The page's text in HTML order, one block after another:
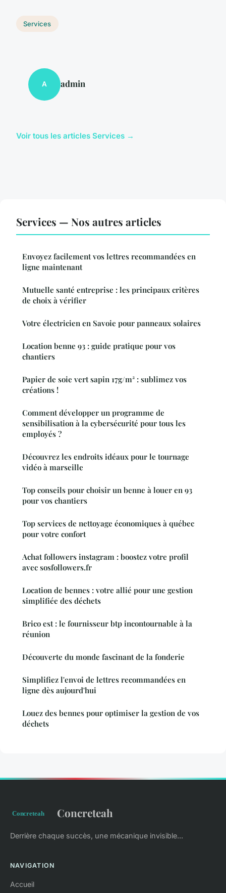
Services
A admin
Voir tous les articles Services →
Services — Nos autres articles
Envoyez facilement vos lettres recommandées en
ligne maintenant
Mutuelle santé entreprise : les principaux critères
de choix à vérifier
Votre électricien en Savoie pour panneaux solaires
Location benne 93 : guide pratique pour vos
chantiers
Papier de soie vert sapin 17g/m² : sublimez vos
créations !
Comment développer un programme de
sensibilisation à la cybersécurité pour tous les
employés ?
Découvrez les endroits idéaux pour le tournage
vidéo à marseille
Top conseils pour choisir un benne à louer en 93
pour vos chantiers
Top services de nettoyage économiques à québec
pour votre confort
Achat followers instagram : boostez votre profil
avec sosfollowers.fr
Location de bennes : votre allié pour une gestion
simplifiée des déchets
Brico est : le fournisseur btp incontournable à la
réunion
Découverte du monde fascinant de la fonderie
Simplifiez l'envoi de lettres recommandées en
ligne dès aujourd'hui
Louez des bennes pour optimiser la gestion de vos
déchets
Concreteah
Derrière chaque succès, une mécanique invisible...
NAVIGATION
Accueil